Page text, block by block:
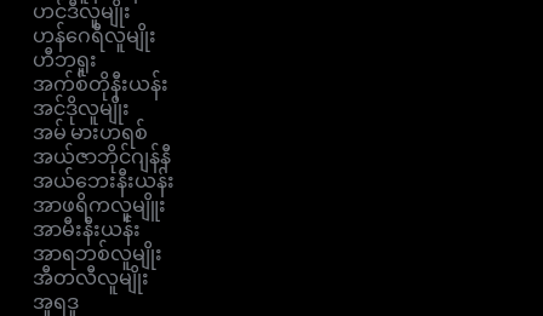
ဟင်ဒီလူမျိုး
ဟန်ဂေရီလူမျိုး
ဟီဘရူး
အက်စ်တိုနီးယန်း
အင်ဒိုလူမျိုး
အမ် မားဟရစ်
အယ်ဇာဘိုင်ဂျန်နီ
အယ်ဘေးနီးယန်း
အာဖရိကလူမျိူး
အာမီးနီးယန်း
အာရဘစ်လူမျိုး
အီတလီလူမျိုး
အူရဒူ